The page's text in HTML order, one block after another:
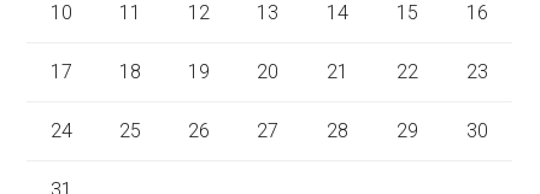
10 11 12 13 14 15 16
17 18 19 20 21 22 23
24 25 26 27 28 29 30